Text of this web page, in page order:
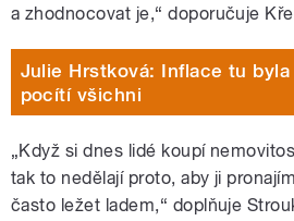
a zhodnocovat je,“ doporučuje
Julie Hrstková: Inflace tu
pocítí všichni
„Když si dnes lidé koupí
tak to nedělají proto, aby ji
často ležet ladem,“ doplňuje